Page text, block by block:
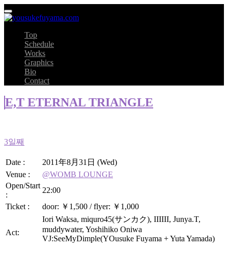
Top
Schedule
Works
Graphics
Bio
Contact
E,T ETERNAL TRIANGLE
3일째
Date :
2011年8月31日 (Wed)
Venue :
@WOMB LOUNGE
Open/Start
:
22:00
Ticket :
door: ￥1,500 / flyer: ￥1,000
Act:
Iori Waksa, miquro45(サンカク), IIIIII, Junya.T,
muddywater, Yoshihiko Oniwa
VJ:SeeMyDimple(YOusuke Fuyama + Yuta Yamada)